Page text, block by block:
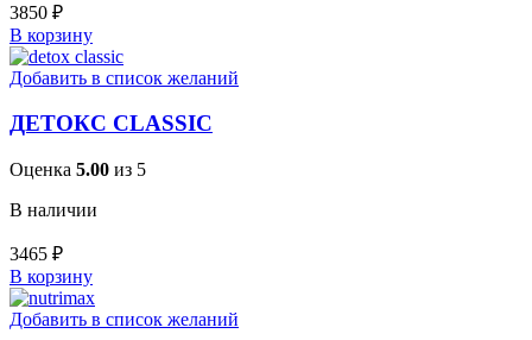
3850 ₽
В корзину
Добавить в список желаний
ДЕТОКС CLASSIC
Оценка 5.00 из 5
В наличии
3465 ₽
В корзину
Добавить в список желаний